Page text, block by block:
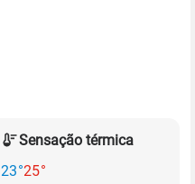
Sensação térmica
23°25°